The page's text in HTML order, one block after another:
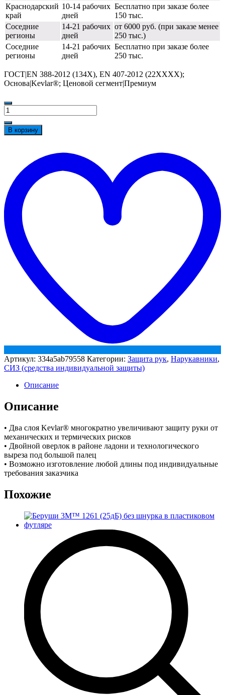
Краснодарский
край
10-14 рабочих
дней
Бесплатно при заказе более
150 тыс.
Соседние
регионы
14-21 рабочих
дней
от 6000 руб. (при заказе менее
250 тыс.)
Соседние
регионы
14-21 рабочих
дней
Бесплатно при заказе более
250 тыс.
ГОСТ|ЕN 388-2012 (134X), EN 407-2012 (22XXXX);
Основа|Kevlar®; Ценовой сегмент|Премиум
Количество
товара
Нарукавники
Манипула™
тяжелый
длина
560мм
(кевлар),
KV-
56
В корзину
Артикул: 334a5ab79558 Категории: Защита рук, Нарукавники,
СИЗ (средства индивидуальной защиты)
Описание
Описание
• Два слоя Kevlar® многократно увеличивают защиту руки от
механических и термических рисков
• Двойной оверлок в районе ладони и технологического
выреза под большой палец
• Возможно изготовление любой длины под индивидуальные
требования заказчика
Похожие